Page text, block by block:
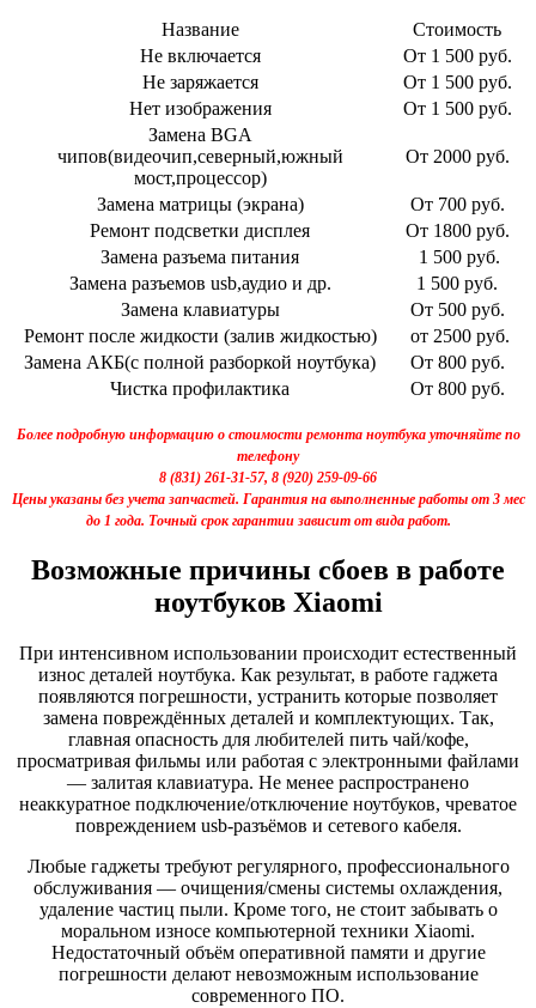
Название
Стоимость
Не включается
От 1 500 руб.
Не заряжается
От 1 500 руб.
Нет изображения
От 1 500 руб.
Замена BGA
чипов(видеочип,северный,южный
мост,процессор)
От 2000 руб.
Замена матрицы (экрана)
От 700 руб.
Ремонт подсветки дисплея
От 1800 руб.
Замена разъема питания
1 500 руб.
Замена разъемов usb,аудио и др.
1 500 руб.
Замена клавиатуры
От 500 руб.
Ремонт после жидкости (залив жидкостью)
от 2500 руб.
Замена АКБ(с полной разборкой ноутбука)
От 800 руб.
Чистка профилактика
От 800 руб.
Более подробную информацию о стоимости ремонта ноутбука уточняйте по
телефону
8 (831) 261-31-57, 8 (920) 259-09-66
Цены указаны без учета запчастей. Гарантия на выполненные работы от 3 мес
до 1 года. Точный срок гарантии зависит от вида работ.
Возможные причины сбоев в работе
ноутбуков Xiaomi
При интенсивном использовании происходит естественный
износ деталей ноутбука. Как результат, в работе гаджета
появляются погрешности, устранить которые позволяет
замена повреждённых деталей и комплектующих. Так,
главная опасность для любителей пить чай/кофе,
просматривая фильмы или работая с электронными файлами
— залитая клавиатура. Не менее распространено
неаккуратное подключение/отключение ноутбуков, чреватое
повреждением usb-разъёмов и сетевого кабеля.
Любые гаджеты требуют регулярного, профессионального
обслуживания — очищения/смены системы охлаждения,
удаление частиц пыли. Кроме того, не стоит забывать о
моральном износе компьютерной техники Xiaomi.
Недостаточный объём оперативной памяти и другие
погрешности делают невозможным использование
современного ПО.